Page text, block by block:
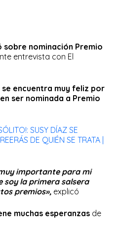
sobre nominación Premio
entrevista con El
se encuentra muy feliz por
ser nominada a Premio
SUSY DÍAZ SE
DE QUIÉN SE TRATA |
importante para mi
soy la primera salsera
premios», explicó
muchas esperanzas de